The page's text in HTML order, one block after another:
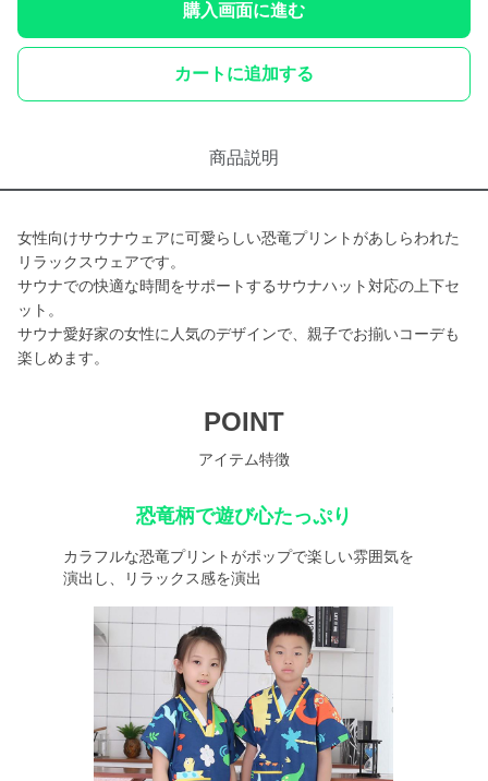
購入画面に進む
カートに追加する
商品説明
女性向けサウナウェアに可愛らしい恐竜プリントがあしらわれた
リラックスウェアです。
サウナでの快適な時間をサポートするサウナハット対応の上下セ
ット。
サウナ愛好家の女性に人気のデザインで、親子でお揃いコーデも
楽しめます。
POINT
アイテム特徴
恐竜柄で遊び心たっぷり
カラフルな恐竜プリントがポップで楽しい雰囲気を
演出し、リラックス感を演出